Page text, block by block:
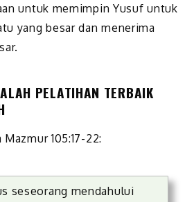
untuk memimpin Yusuf untuk
yang besar dan menerima
PELATIHAN TERBAIK
105:17-22:
seseorang mendahului